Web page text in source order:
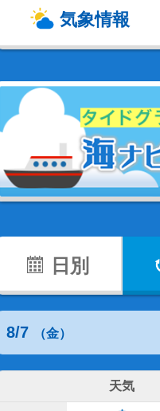
気象情報
日別
8/7 （金）
天気